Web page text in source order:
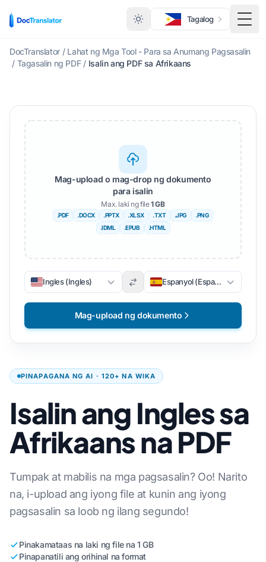
Tagalog
I-
DocTranslator / Lahat ng Mga Tool - Para sa Anumang Pagsasalin
/ Tagasalin ng PDF / Isalin ang PDF sa Afrikaans
PINAPAGANA NG AI · 120+ NA WIKA
Isalin ang Ingles sa
Afrikaans na PDF
Tumpak at mabilis na mga pagsasalin? Oo! Narito
na, i-upload ang iyong file at kunin ang iyong
pagsasalin sa loob ng ilang segundo!
Pinakamataas na laki ng file na 1 GB
Pinapanatili ang orihinal na format
Mag-upload o mag-drop ng dokumento
para isalin
Max. laki ng file1 GB
.PDF .DOCX .PPTX .XLSX .TXT .JPG
.PNG
.IDML
.EPUB .HTML
Ingles (Ingles) Espanyol (Espanyol)
Mag-upload ng dokumento